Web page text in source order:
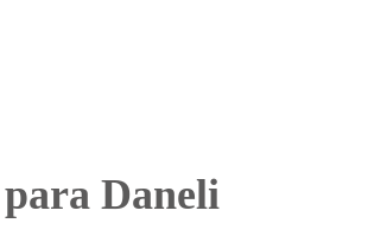
Daneli